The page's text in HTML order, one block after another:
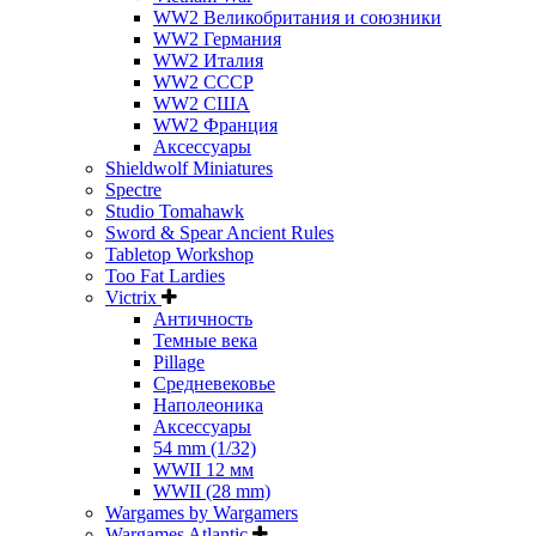
WW2 Великобритания и союзники
WW2 Германия
WW2 Италия
WW2 СССР
WW2 США
WW2 Франция
Аксессуары
Shieldwolf Miniatures
Spectre
Studio Tomahawk
Sword & Spear Ancient Rules
Tabletop Workshop
Too Fat Lardies
Victrix
Античность
Темные века
Pillage
Средневековье
Наполеоника
Аксессуары
54 mm (1/32)
WWII 12 мм
WWII (28 mm)
Wargames by Wargamers